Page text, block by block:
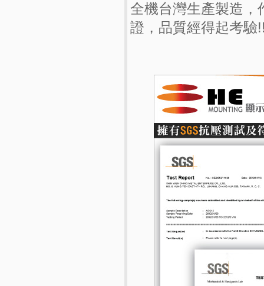
全機台灣生產製造，
證，品質經得起考驗